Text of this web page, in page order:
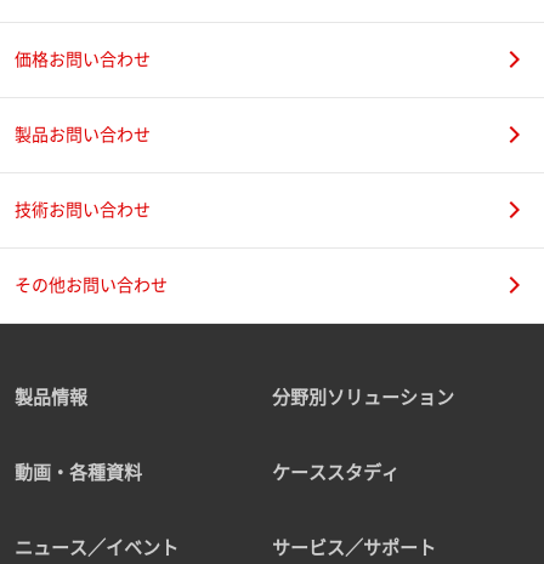
価格お問い合わせ
製品お問い合わせ
技術お問い合わせ
その他お問い合わせ
製品情報 分野別ソリューション
動画・各種資料 ケーススタディ
ニュース／イベント サービス／サポート